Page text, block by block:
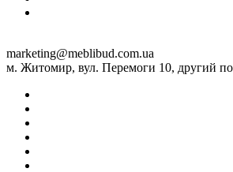
marketing@meblibud.com.ua
м. Житомир, вул. Перемоги 10, другий